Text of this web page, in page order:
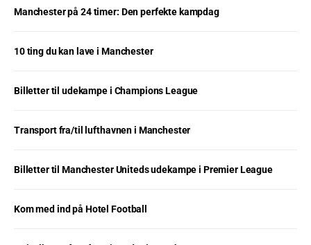
Manchester på 24 timer: Den perfekte kampdag
10 ting du kan lave i Manchester
Billetter til udekampe i Champions League
Transport fra/til lufthavnen i Manchester
Billetter til Manchester Uniteds udekampe i Premier League
Kom med ind på Hotel Football